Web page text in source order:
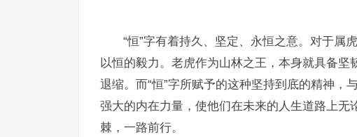
“恒”字有着持久、坚定、永恒之意。对于属
以恒的毅力。老虎作为山林之王，本身就具备
退缩。而“恒”字所赋予的这种坚持到底的精神
强大的内在力量，使他们在未来的人生道路上
棘，一路前行。